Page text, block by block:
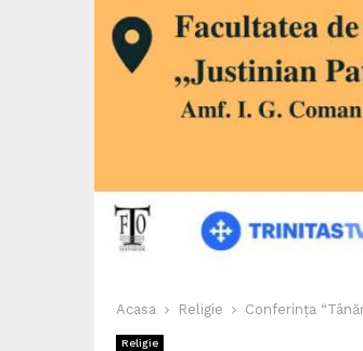
Acasa Religie Conferința
Religie